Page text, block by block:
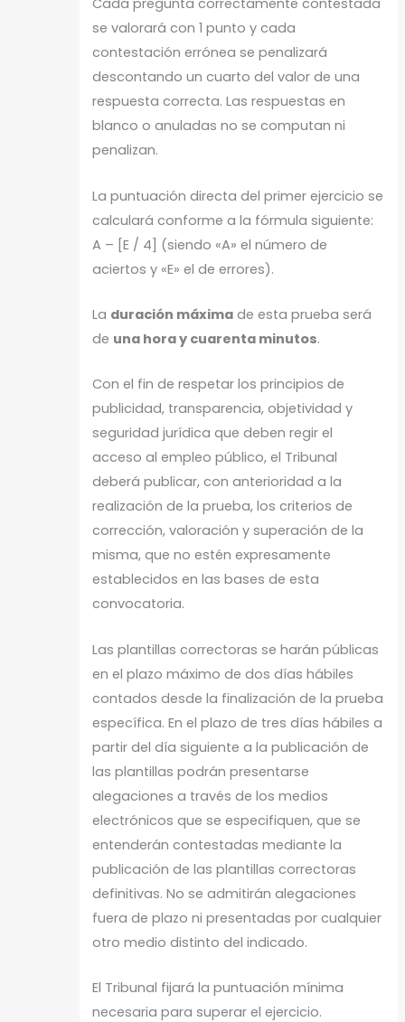
Cada pregunta correctamente contestada
se valorará con 1 punto y cada
contestación errónea se penalizará
descontando un cuarto del valor de una
respuesta correcta. Las respuestas en
blanco o anuladas no se computan ni
penalizan.
La puntuación directa del primer ejercicio se
calculará conforme a la fórmula siguiente:
A – [E / 4] (siendo «A» el número de
aciertos y «E» el de errores).
La duración máxima de esta prueba será
de una hora y cuarenta minutos.
Con el fin de respetar los principios de
publicidad, transparencia, objetividad y
seguridad jurídica que deben regir el
acceso al empleo público, el Tribunal
deberá publicar, con anterioridad a la
realización de la prueba, los criterios de
corrección, valoración y superación de la
misma, que no estén expresamente
establecidos en las bases de esta
convocatoria.
Las plantillas correctoras se harán públicas
en el plazo máximo de dos días hábiles
contados desde la finalización de la prueba
específica. En el plazo de tres días hábiles a
partir del día siguiente a la publicación de
las plantillas podrán presentarse
alegaciones a través de los medios
electrónicos que se especifiquen, que se
entenderán contestadas mediante la
publicación de las plantillas correctoras
definitivas. No se admitirán alegaciones
fuera de plazo ni presentadas por cualquier
otro medio distinto del indicado.
El Tribunal fijará la puntuación mínima
necesaria para superar el ejercicio.